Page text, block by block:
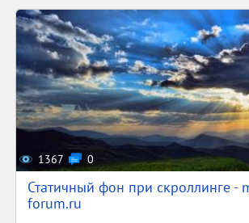
1367 0
Статичный фон при скроллинге -
forum.ru